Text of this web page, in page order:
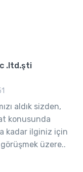
.ltd.şti
aldık sizden,
konusunda
kadar ilginiz için
üzere..